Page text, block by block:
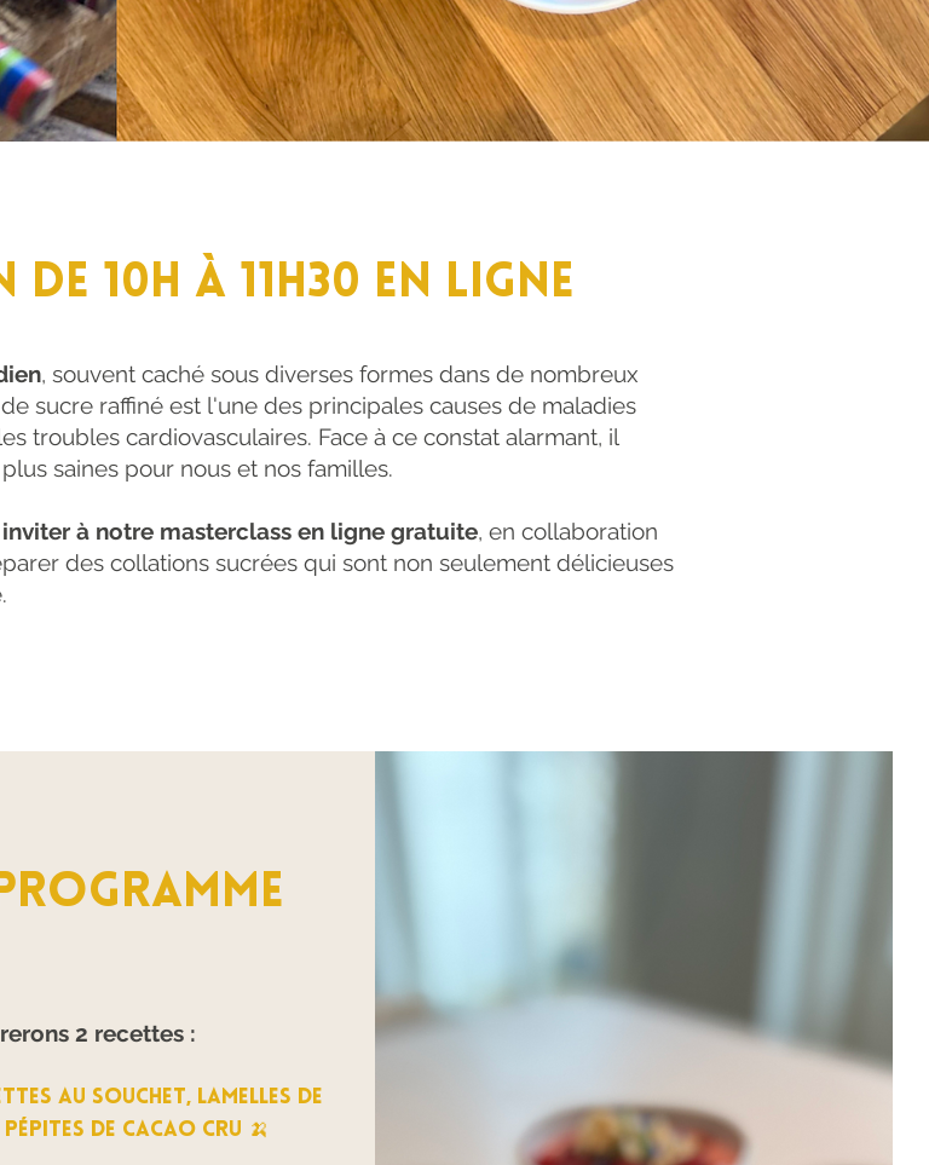
de 10h à 11h30 en ligne
, souvent caché sous diverses formes dans de nombreux
sucre raffiné est l'une des principales causes de maladies
troubles cardiovasculaires. Face à ce constat alarmant, il
saines pour nous et nos familles.
à notre masterclass en ligne gratuite, en collaboration
des collations sucrées qui sont non seulement délicieuses
2 recettes :
au souchet, lamelles de
de cacao cru 🍌